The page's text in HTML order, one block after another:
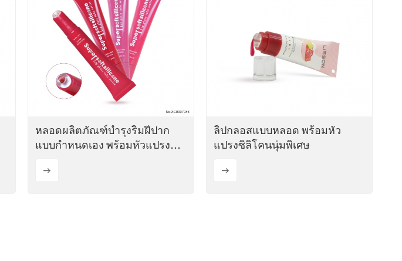
หลอดผลิตภัณฑ์บำรุงริมฝีปาก
แบบกำหนดเอง พร้อมหัวแปรงซิลิ
ลิปกลอสแบบหลอด พร้อมหัว
แปรงซิลิโคนนุ่มพิเศษ